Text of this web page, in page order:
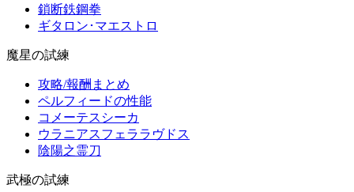
鎖断鉄鋼拳
ギタロン･マエストロ
魔星の試練
攻略/報酬まとめ
ペルフィードの性能
コメーテスシーカ
ウラニアスフェララヴドス
陰陽之霊刀
武極の試練